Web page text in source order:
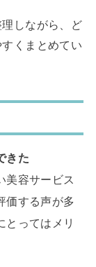
しながら、ど
くまとめてい
きた
美容サービス
価する声が多
とってはメリ